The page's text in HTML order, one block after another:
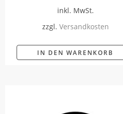
inkl. MwSt.
zzgl. Versandkosten
IN DEN WARENKORB